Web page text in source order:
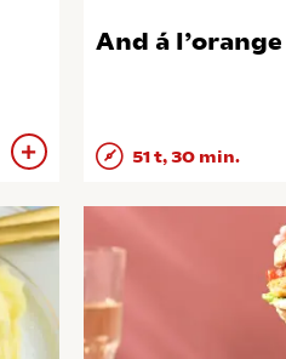
And á l’orange
51 t, 30 min.